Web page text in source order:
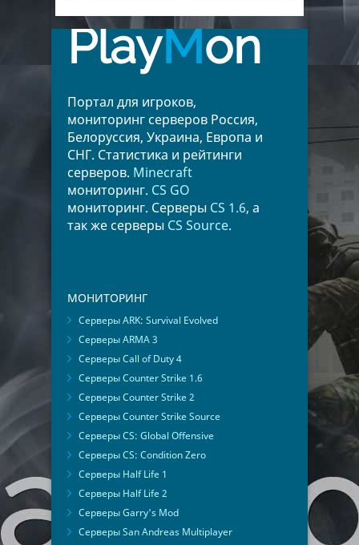
PlayMon
Портал для игроков,
мониторинг серверов Россия,
Белоруссия, Украина, Европа и
СНГ. Статистика и рейтинги
серверов. Minecraft
мониторинг. CS GO
мониторинг. Серверы CS 1.6, а
так же серверы CS Source.
МОНИТОРИНГ
Серверы ARK: Survival Evolved
Серверы ARMA 3
Серверы Call of Duty 4
Серверы Counter Strike 1.6
Серверы Counter Strike 2
Серверы Counter Strike Source
Серверы CS: Global Offensive
Серверы CS: Condition Zero
Серверы Half Life 1
Серверы Half Life 2
Серверы Garry's Mod
Серверы San Andreas Multiplayer